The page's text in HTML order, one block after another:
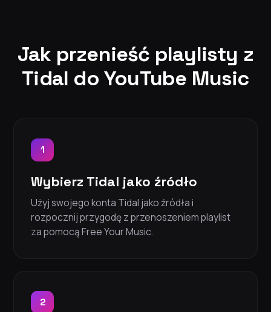
Jak przenieść playlisty z
Tidal do YouTube Music
1
Wybierz Tidal jako źródło
Użyj swojego konta Tidal jako źródła i
rozpocznij przygodę z przenoszeniem playlist
za pomocą Free Your Music.
2